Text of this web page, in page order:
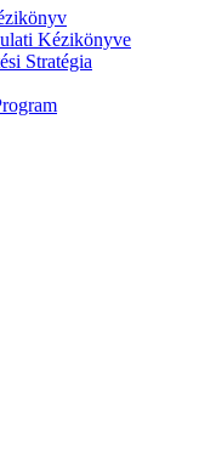
Kézikönyve
Stratégia